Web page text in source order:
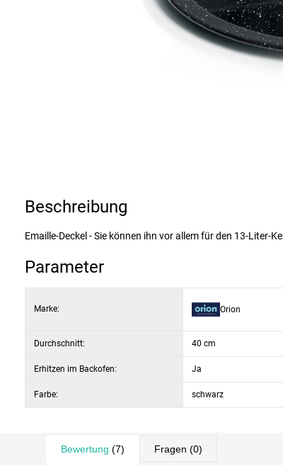
Beschreibung
Emaille-Deckel - Sie können ihn vor allem für den 13-Liter-
Parameter
Marke: Orion
Durchschnitt: 40 cm
Erhitzen im Backofen: Ja
Farbe: schwarz
Bewertung (7) Fragen (0)